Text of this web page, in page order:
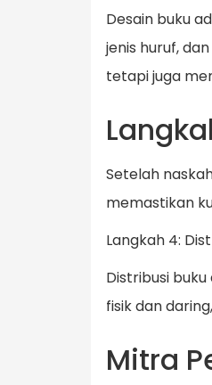
Desain buku
jenis huruf,
tetapi juga
Setelah
memastikan
Langkah 4:
Distribusi
fisik dan
Mitra